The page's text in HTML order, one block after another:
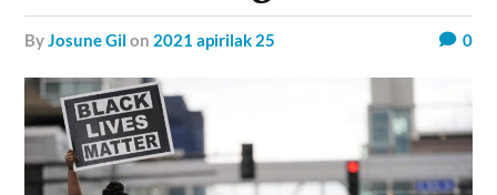
byJosune Gil on 2021 apirilak 25 0